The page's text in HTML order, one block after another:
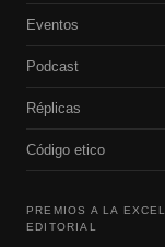
Eventos
Podcast
Réplicas
Código etico
PREMIOS A LA
EDITORIAL